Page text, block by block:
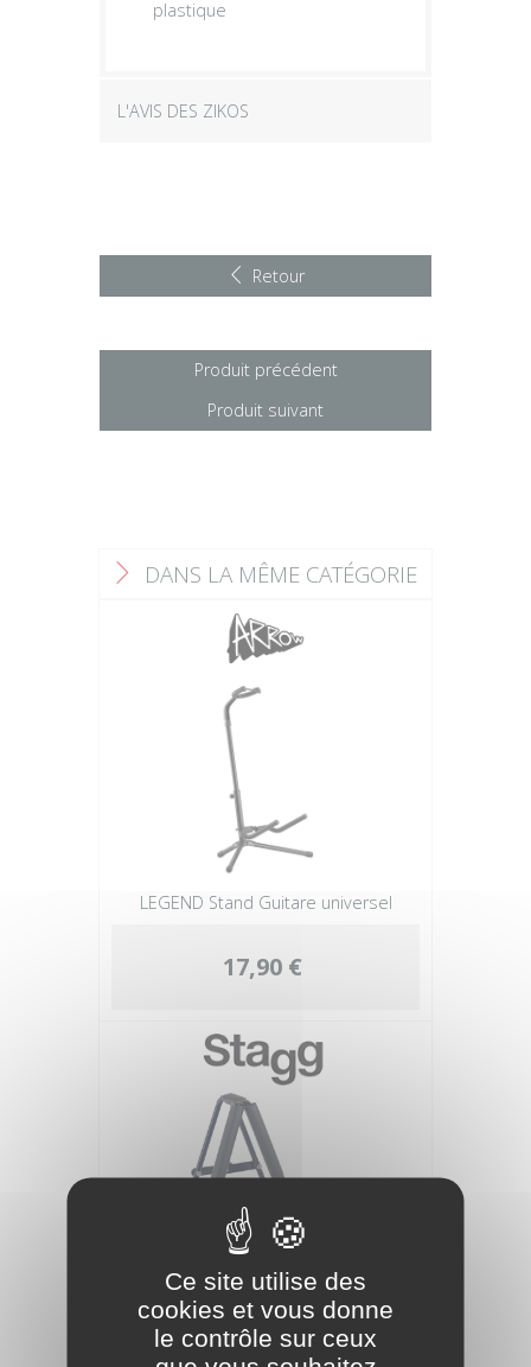
plastique
L'AVIS DES ZIKOS
Retour
Produit précédent
Produit suivant
F DANS LA MÊME CATÉGORIE
LEGEND Stand Guitare universel
17,90 €
STAGG Stand Pliable
Ukulélé/Violon/Mandoline en A
Ce site utilise des
cookies et vous donne
le contrôle sur ceux